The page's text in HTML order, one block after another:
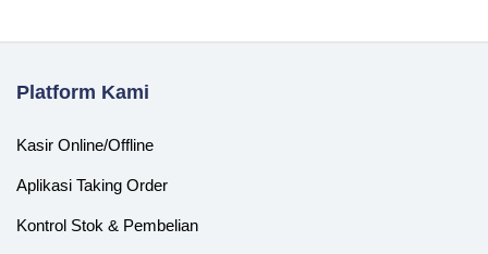
Platform Kami
Kasir Online/Offline
Aplikasi Taking Order
Kontrol Stok & Pembelian